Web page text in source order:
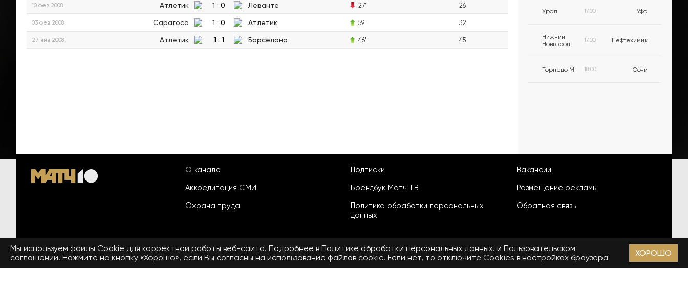
10 фев 2008 Атлетик 1 : 0 Леванте 27' 26
03 фев 2008 Сарагоса 1 : 0 Атлетик 59' 32
27 янв 2008 Атлетик 1 : 1 Барселона 46' 45
Урал 17:00 Уфа
Нижний
Новгород
17:00 Нефтехимик
Торпедо М 18:00 Сочи
О канале
Аккредитация СМИ
Охрана труда
Подписки
Брендбук Матч ТВ
Политика обработки персональных
данных
Вакансии
Размещение рекламы
Обратная связь
© 2026 «ООО «Национальный
спортивный телеканал»
Пользовательское соглашение 18+
Мы используем файлы Сookie для корректной работы веб-сайта. Подробнее в Политике обработки персональных данных. и Пользовательском
соглашении. Нажмите на кнопку «Хорошо», если Вы согласны на использование файлов cookie. Если нет, то отключите Cookies в настройках браузера ХОРОШО